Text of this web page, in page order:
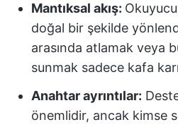
Mantıksal akış:
doğal bir şekilde
arasında atlamak veya
sunmak sadece kafa
Anahtar ayrıntılar:
önemlidir, ancak kimse